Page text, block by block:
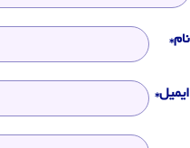
نام*
ایمیل*